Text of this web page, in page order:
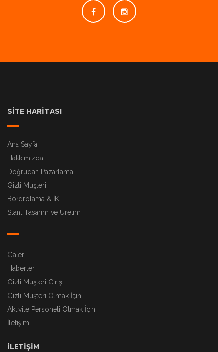
SITE HARITASI
Ana Sayfa
Hakkımızda
Doğrudan Pazarlama
Gizli Müşteri
Bordrolama & İK
Stant Tasarım ve Üretim
Galeri
Haberler
Gizli Müşteri Giriş
Gizli Müşteri Olmak İçin
Aktivite Personeli Olmak İçin
İletişim
İLETIŞIM